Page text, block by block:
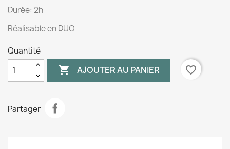
Durée: 2h
Réalisable en DUO
Quantité
 AJOUTER AU PANIER favorite_border
Partager